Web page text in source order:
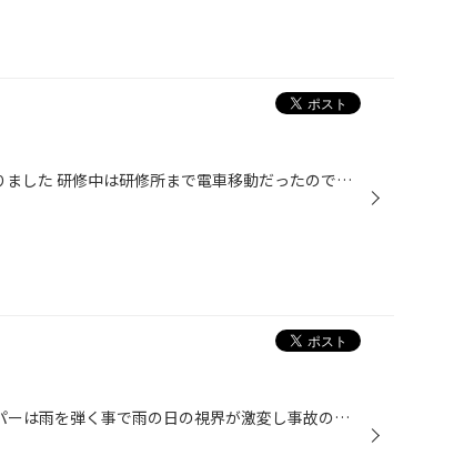
先週 研修の為 東京&千葉に行っておりました 研修中は研修所まで電車移動だったのですが、車両故障の為 駅のホームへの入場規制がありさらに通勤ラッシュと重なりとにかくぎゅうぎゅうに電車に詰め込まれる事に、、、 関東の通勤はとにかくタフさが必要と実感しました
九州もついに梅雨入りです 撥水ワイパーは雨を弾く事で雨の日の視界が激変し事故の予防に大きく貢献します